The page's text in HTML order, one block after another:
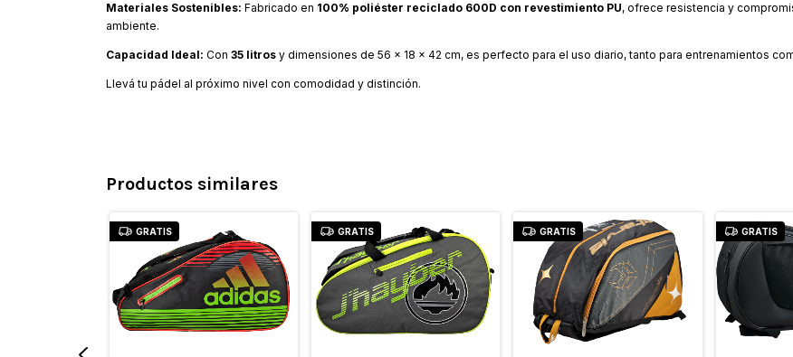
Materiales Sostenibles: Fabricado en 100% poliéster reciclado 600D con revestimiento PU, ofrece resistencia y
ambiente.
Capacidad Ideal: Con 35 litros y dimensiones de 56 x 18 x 42 cm, es perfecto para el uso diario, tanto para entrenamientos
Llevá tu pádel al próximo nivel con comodidad y distinción.
Productos similares
GRATIS GRATIS GRATIS GRATIS